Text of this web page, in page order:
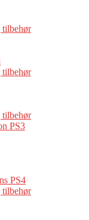
tilbehør
tilbehør
tilbehør
PS3
PS4
tilbehør